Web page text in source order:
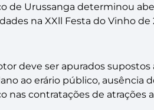
de Urussanga determinou
na XXll Festa do Vinho de
deve ser apurados
ao erário público, ausência
nas contratações de atrações